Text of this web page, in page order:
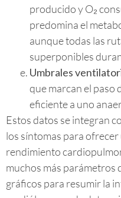
producido y O₂
predomina el
aunque todas las
superponibles
Umbrales
que marcan el paso
eficiente a uno
Estos datos se integran
los síntomas para
rendimiento
muchos más parámetros
gráficos para resumir la